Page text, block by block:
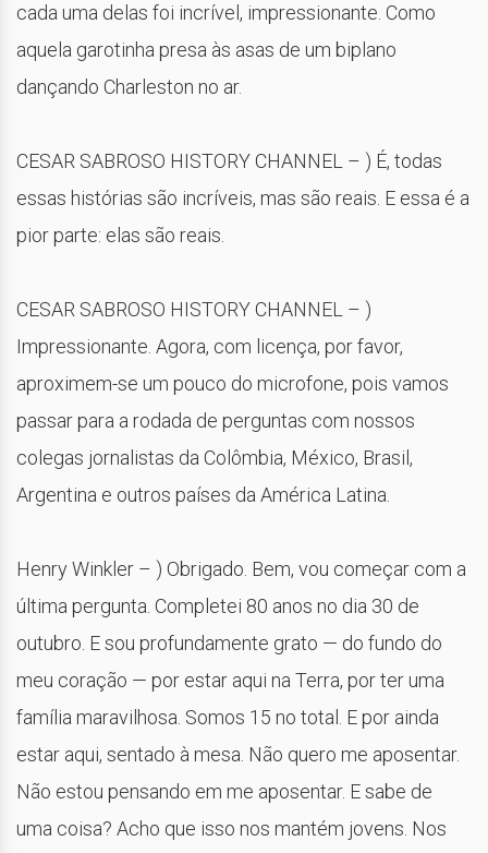
cada uma delas foi incrível, impressionante. Como
aquela garotinha presa às asas de um biplano
dançando Charleston no ar.
CESAR SABROSO HISTORY CHANNEL – ) É, todas
essas histórias são incríveis, mas são reais. E essa é a
pior parte: elas são reais.
CESAR SABROSO HISTORY CHANNEL – )
Impressionante. Agora, com licença, por favor,
aproximem-se um pouco do microfone, pois vamos
passar para a rodada de perguntas com nossos
colegas jornalistas da Colômbia, México, Brasil,
Argentina e outros países da América Latina.
Henry Winkler – ) Obrigado. Bem, vou começar com a
última pergunta. Completei 80 anos no dia 30 de
outubro. E sou profundamente grato — do fundo do
meu coração — por estar aqui na Terra, por ter uma
família maravilhosa. Somos 15 no total. E por ainda
estar aqui, sentado à mesa. Não quero me aposentar.
Não estou pensando em me aposentar. E sabe de
uma coisa? Acho que isso nos mantém jovens. Nos